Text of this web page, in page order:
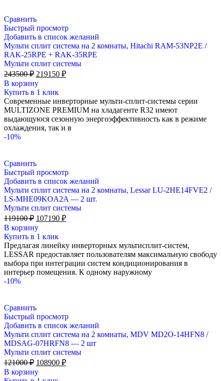
Сравнить
Быстрый просмотр
Добавить в список желаний
Мульти сплит система на 2 комнаты, Hitachi RAM-53NP2E /
RAK-25RPE + RAK-35RPE
Мульти сплит системы
243500₽ Первоначальная
цена
составляла
243500 ₽.
219150 ₽Текущая
В корзину
Купить в 1 клик
Современные инверторные мульти-сплит-системы серии
MULTIZONE PREMIUM на хладагенте R32 имеют
выдающуюся сезонную энергоэффективность как в режиме
охлаждения, так и в
-10%
Сравнить
Быстрый просмотр
Добавить в список желаний
Мульти сплит система на 2 комнаты, Lessar LU-2HE14FVE2 /
LS-MHE09KOA2A — 2 шт.
Мульти сплит системы
119100₽ Первоначальная
цена
составляла
119100 ₽.
107190 ₽Текущая
В корзину
Купить в 1 клик
Предлагая линейку инверторных мультисплит-систем,
LESSAR предоставляет пользователям максимальную свободу
выбора при интеграции систем кондиционирования в
интерьер помещения. К одному наружному
-10%
Сравнить
Быстрый просмотр
Добавить в список желаний
Мульти сплит система на 2 комнаты, MDV MD2O-14HFN8 /
MDSAG-07HRFN8 — 2 шт
Мульти сплит системы
121000₽ Первоначальная
цена
составляла
108900 ₽Текущая
В корзину